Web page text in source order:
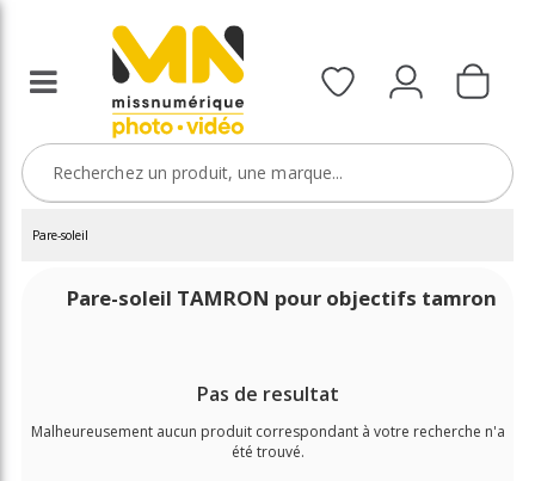
Pare-soleil
Pare-soleil TAMRON pour objectifs tamron
Pas de resultat
Malheureusement aucun produit correspondant à votre recherche n'a
été trouvé.